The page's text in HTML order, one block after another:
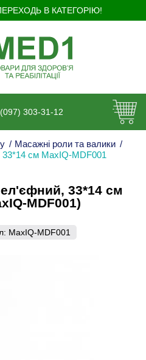
В КАТЕГОРІЮ!
303-31-12
/ Масажні роли та валики /
см MaxIQ-MDF001
33*14 см
MDF001)
MaxIQ-MDF001